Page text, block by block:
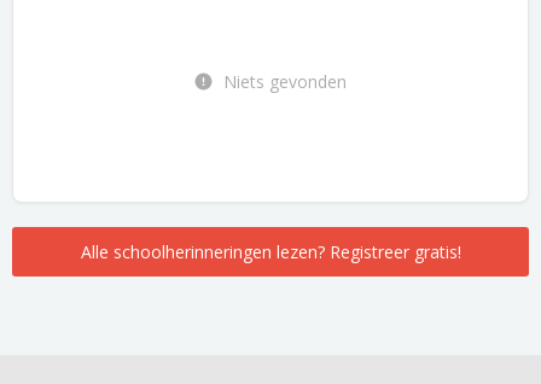
Niets gevonden
Alle schoolherinneringen lezen? Registreer gratis!